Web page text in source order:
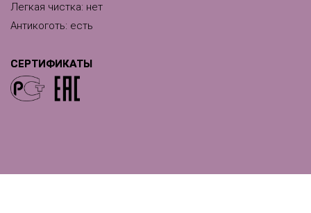
Легкая чистка: нет
Антикоготь: есть
СЕРТИФИКАТЫ